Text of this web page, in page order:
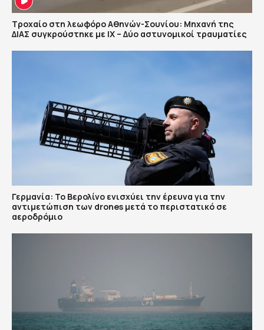
Τροχαίο στη λεωφόρο Αθηνών-Σουνίου: Μηχανή της
ΔΙΑΣ συγκρούστηκε με ΙΧ – Δύο αστυνομικοί τραυματίες
Γερμανία: Το Βερολίνο ενισχύει την έρευνα για την
αντιμετώπιση των drones μετά το περιστατικό σε
αεροδρόμιο